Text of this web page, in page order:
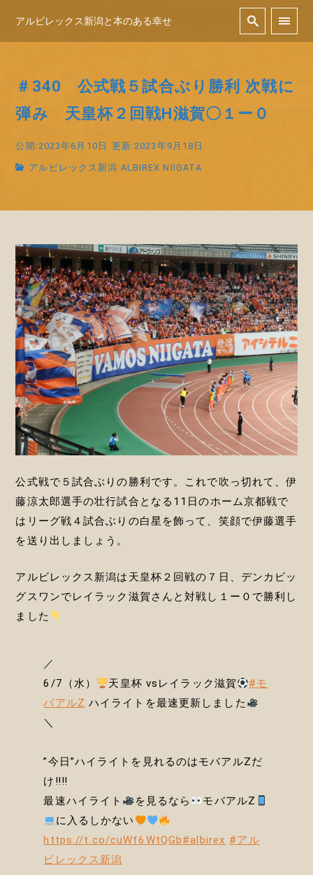
アルビレックス新潟と本のある幸せ
＃340 公式戦５試合ぶり勝利 次戦に
弾み 天皇杯２回戦H滋賀〇１ー０
公開:2023年6月10日 更新:2023年9月18日
アルビレックス新潟 ALBIREX NIIGATA
公式戦で５試合ぶりの勝利です。これで吹っ切れて、伊
藤涼太郎選手の壮行試合となる11日のホーム京都戦で
はリーグ戦４試合ぶりの白星を飾って、笑顔で伊藤選手
を送り出しましょう。
アルビレックス新潟は天皇杯２回戦の７日、デンカビッ
グスワンでレイラック滋賀さんと対戦し１ー０で勝利し
ました
／
6/7（水）
天皇杯 vsレイラック滋賀
#モ
バアルZ ハイライトを最速更新しました
＼
”今日”ハイライトを見れるのはモバアルZだ
け‼‼
最速ハイライト
を見るなら
モバアルZ
に入るしかない
https://t.co/cuWf6WtQGb#albirex #アル
ビレックス新潟